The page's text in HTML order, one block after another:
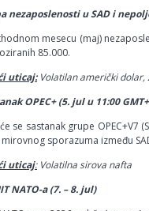
nezaposlenosti u SAD i
mesecu (maj)
85.000.
uticaj:Volatilan američki dolar,
OPEC+ (5. jul u 11:00
se sastanak grupe OPEC+V7
sporazuma između
uticaj:Volatilna sirova nafta
NATO-a (7. – 8. jul)